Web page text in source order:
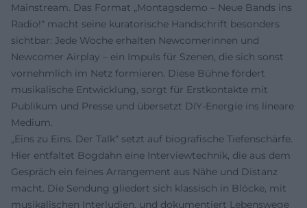
Mainstream. Das Format „Montagsdemo – Neue Bands ins
Radio!“ macht seine kuratorische Handschrift besonders
sichtbar: Jede Woche erhalten Newcomerinnen und
Newcomer Airplay – ein Impuls für Szenen, die sich sonst
vornehmlich im Netz formieren. Diese Bühne fördert
musikalische Entwicklung, sorgt für Erstkontakte mit
Publikum und Presse und übersetzt DIY-Energie ins lineare
Medium.
„Eins zu Eins. Der Talk“ setzt auf biografische Tiefenschärfe.
Hier entfaltet Bogdahn eine Interviewtechnik, die aus dem
Gespräch ein feines Arrangement aus Nähe und Distanz
macht. Die Sendung gliedert sich klassisch in Blöcke, mit
musikalischen Interludien, und dokumentiert Lebenswege